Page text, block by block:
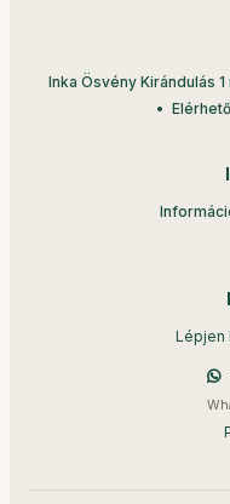
Inka Ösvény Kirándulás 1
Lépjen